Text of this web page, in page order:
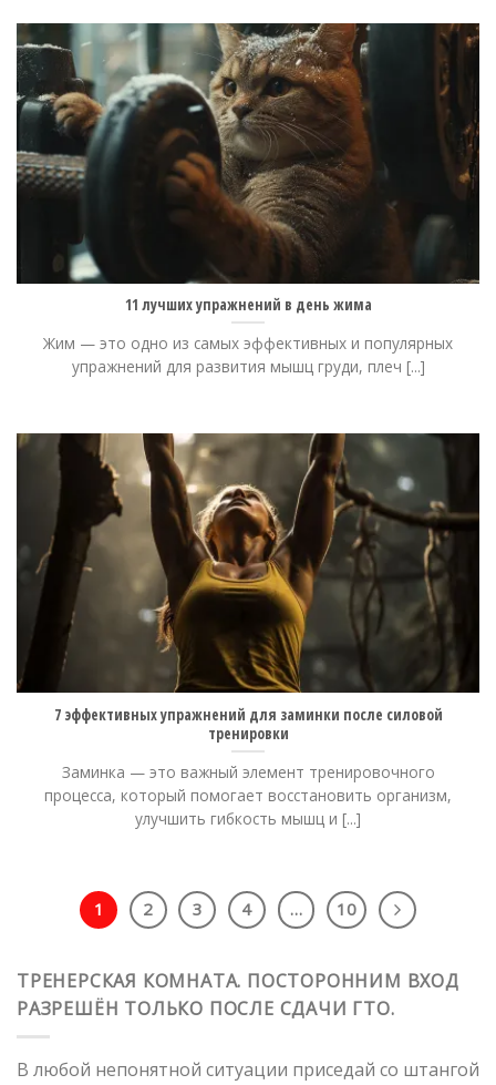
ТРЕНЕРСКАЯ КОМНАТА. ПОСТОРОННИМ ВХОД
РАЗРЕШЁН ТОЛЬКО ПОСЛЕ СДАЧИ ГТО.
В любой непонятной ситуации приседай со штангой
11 лучших упражнений в день жима
Жим — это одно из самых эффективных и популярных
упражнений для развития мышц груди, плеч [...]
7 эффективных упражнений для заминки после силовой
тренировки
Заминка — это важный элемент тренировочного
процесса, который помогает восстановить организм,
улучшить гибкость мышц и [...]
1 2 3 4 … 10